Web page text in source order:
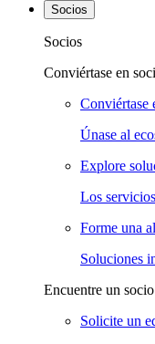
Socios
Socios
Conviértase en
Conviértase
Únase al
Explore
Los
Forme una
Soluciones
Encuentre un socio
Solicite un